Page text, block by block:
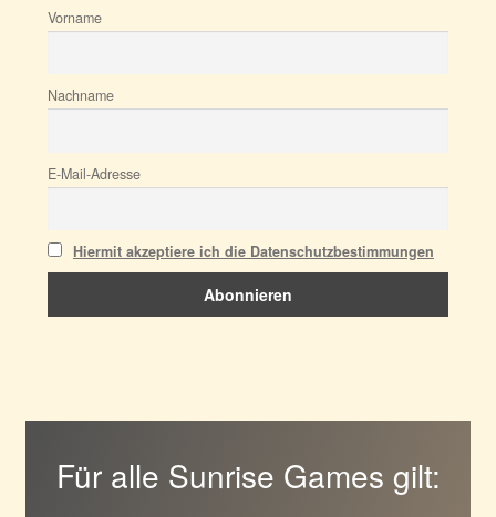
Vorname
Nachname
E-Mail-Adresse
Hiermit akzeptiere ich die Datenschutzbestimmungen
Für alle Sunrise Games gilt: